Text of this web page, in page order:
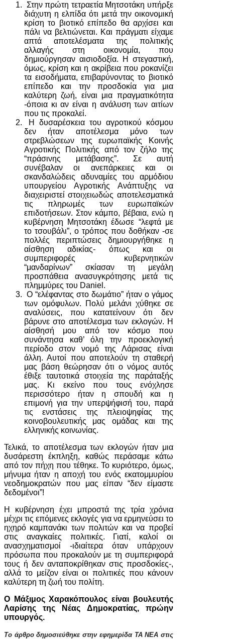
Στην πρώτη τετραετία Μητσοτάκη υπήρξε
διάχυτη η ελπίδα ότι μετά την οικονομική
κρίση το βιοτικό επίπεδο θα αρχίσει και
πάλι να βελτιώνεται. Και πράγματι είχαμε
απτά αποτελέσματα της πολιτικής
αλλαγής στη οικονομία, που
δημιούργησαν αισιοδοξία. Η στεγαστική,
όμως, κρίση και η ακρίβεια που ροκανίζει
τα εισοδήματα, επιβαρύνοντας το βιοτικό
επίπεδο και την προσδοκία για μια
καλύτερη ζωή, είναι μια πραγματικότητα
-όποια κι αν είναι η ανάλυση των αιτίων
που τις προκαλεί.
Η δυσαρέσκεια του αγροτικού κόσμου
δεν ήταν αποτέλεσμα μόνο των
στρεβλώσεων της ευρωπαϊκής Κοινής
Αγροτικής Πολιτικής από τον ζήλο της
“πράσινης μετάβασης”. Σε αυτή
συνέβαλαν οι ανεπάρκειες και οι
σκανδαλώδεις αδυναμίες του αρμόδιου
υπουργείου Αγροτικής Ανάπτυξης να
διαχειριστεί στοιχειωδώς αποτελεσματικά
τις πληρωμές των ευρωπαϊκών
επιδοτήσεων. Στον κάμπο, βέβαια, ενώ η
κυβέρνηση Μητσοτάκη έδωσε “λεφτά με
το τσουβάλι”, ο τρόπος που δοθήκαν -σε
πολλές περιπτώσεις δημιουργήθηκε η
αίσθηση αδικίας- όπως και οι
συμπεριφορές κυβερνητικών
“μανδαρίνων” σκίασαν τη μεγάλη
προσπάθεια ανασυγκρότησης μετά τις
πλημμύρες του Daniel.
Ο “ελέφαντας στο δωμάτιο” ήταν ο γάμος
των ομόφυλων. Πολύ μελάνι χύθηκε σε
αναλύσεις, που κατατείνουν ότι δεν
βάρυνε στο αποτέλεσμα των εκλογών. Η
αίσθησή μου από τον κόσμο που
συνάντησα καθ’ όλη την προεκλογική
περίοδο στον νομό της Λάρισας είναι
άλλη. Αυτοί που αποτελούν τη σταθερή
μας βάση θεώρησαν ότι ο νόμος αυτός
έθιξε ταυτοτικά στοιχεία της παράταξής
μας. Κι εκείνο που τους ενόχλησε
περισσότερο ήταν η σπουδή και η
επιμονή για την υπερψήφισή του, παρά
τις ενστάσεις της πλειοψηφίας της
κοινοβουλευτικής μας ομάδας και της
ελληνικής κοινωνίας.
Τελικά, το αποτέλεσμα των εκλογών ήταν μια
δυσάρεστη έκπληξη, καθώς περάσαμε κάτω
από τον πήχη που τέθηκε. Το κυριότερο, όμως,
μήνυμα ήταν η αποχή του ενός εκατομμυρίου
νεοδημοκρατών που μας είπαν “δεν είμαστε
δεδομένοι”!
Η κυβέρνηση έχει μπροστά της τρία χρόνια
μέχρι τις επόμενες εκλογές για να ερμηνεύσει το
ηχηρό καμπανάκι των πολιτών και να προβεί
στις αναγκαίες πολιτικές. Γιατί, καλοί οι
ανασχηματισμοί -ιδιαίτερα όταν υπάρχουν
πρόσωπα που προκαλούν με τη συμπεριφορά
τους ή δεν ανταποκρίθηκαν στις προσδοκίες-,
αλλά το μείζον είναι οι πολιτικές που κάνουν
καλύτερη τη ζωή του πολίτη.
Ο Μάξιμος Χαρακόπουλος είναι βουλευτής
Λαρίσης της Νέας Δημοκρατίας, πρώην
υπουργός.
Το άρθρο δημοσιεύθηκε στην εφημερίδα ΤΑ ΝΕΑ στις